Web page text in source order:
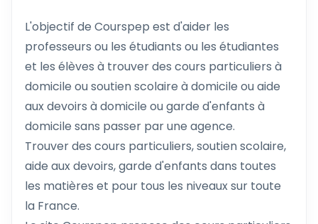
L'objectif de Courspep est d'aider les
professeurs ou les étudiants ou les étudiantes
et les élèves à trouver des cours particuliers à
domicile ou soutien scolaire à domicile ou aide
aux devoirs à domicile ou garde d'enfants à
domicile sans passer par une agence.
Trouver des cours particuliers, soutien scolaire,
aide aux devoirs, garde d'enfants dans toutes
les matières et pour tous les niveaux sur toute
la France.